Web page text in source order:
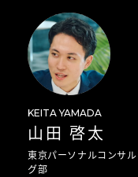
KEITA YAMADA
山田 啓太
東京パーソナルコンサ
グ部